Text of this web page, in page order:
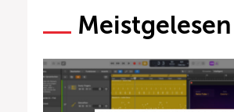
Meistgelesen